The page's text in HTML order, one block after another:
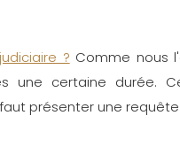
? Comme nous
une certaine
faut présenter une